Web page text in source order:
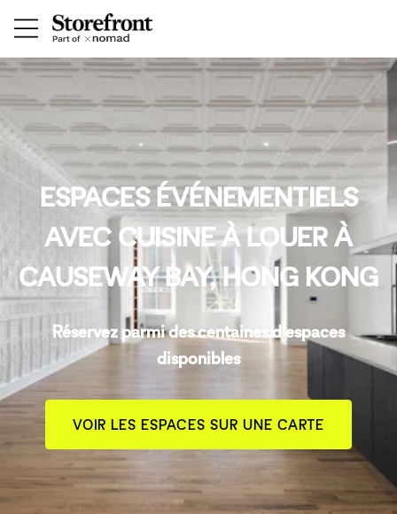
ESPACES ÉVÉNEMENTIELS
AVEC CUISINE À LOUER À
CAUSEWAY BAY, HONG KONG
Réservez parmi des centaines d'espaces
disponibles
VOIR LES ESPACES SUR UNE CARTE